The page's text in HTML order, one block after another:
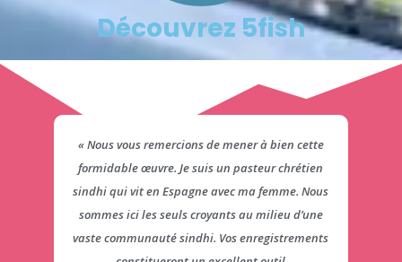
Découvrez 5fish
« Nous vous remercions de mener à bien cette
formidable œuvre. Je suis un pasteur chrétien
sindhi qui vit en Espagne avec ma femme. Nous
sommes ici les seuls croyants au milieu d’une
vaste communauté sindhi. Vos enregistrements